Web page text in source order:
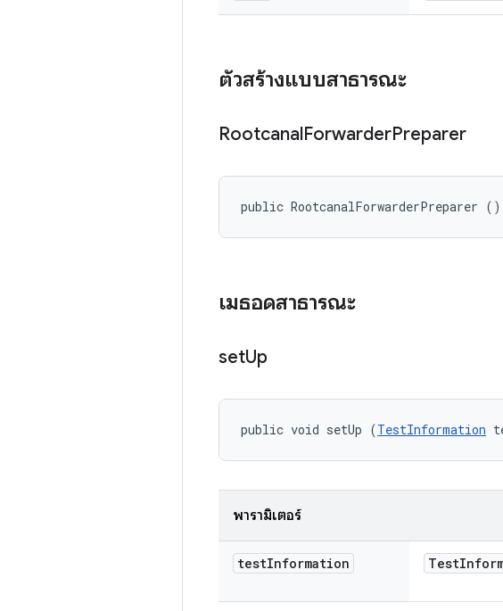
ตัวสร้างแบบสาธารณะ
RootcanalForwarderPreparer
public RootcanalForwarderPreparer ()
เมธอดสาธารณะ
setUp
public void setUp (TestInformation
พารามิเตอร์
testInformation Test